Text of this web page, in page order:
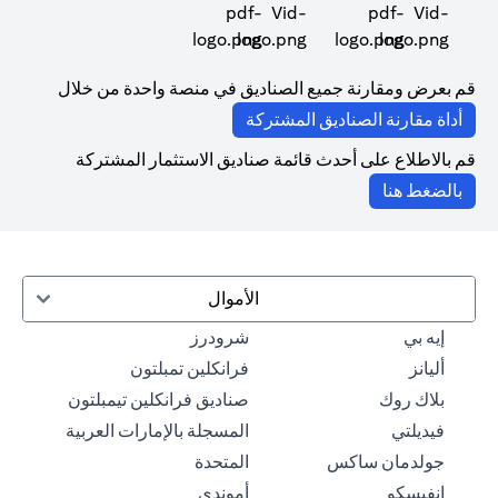
قم بعرض ومقارنة جميع الصناديق في منصة واحدة من خلال
أداة مقارنة الصناديق المشتركة
قم بالاطلاع على أحدث قائمة صناديق الاستثمار المشتركة
بالضغط هنا
الأموال
إيه بي
أليانز
بلاك روك opens in a new tab
فيديلتي opens in a new tab
جولدمان ساكس opens in a new tab
إنفيسكو opens in a new tab
شرودرز
فرانكلين تمبلتون
صناديق فرانكلين تيمبلتون
المسجلة بالإمارات العربية
المتحدة
أموندي